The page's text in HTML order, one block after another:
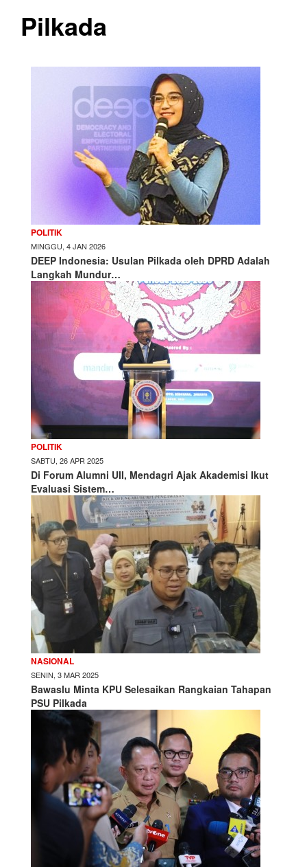
Pilkada
POLITIK
MINGGU, 4 JAN 2026
DEEP Indonesia: Usulan Pilkada oleh DPRD Adalah
Langkah Mundur…
POLITIK
SABTU, 26 APR 2025
Di Forum Alumni UII, Mendagri Ajak Akademisi Ikut
Evaluasi Sistem…
NASIONAL
SENIN, 3 MAR 2025
Bawaslu Minta KPU Selesaikan Rangkaian Tahapan
PSU Pilkada